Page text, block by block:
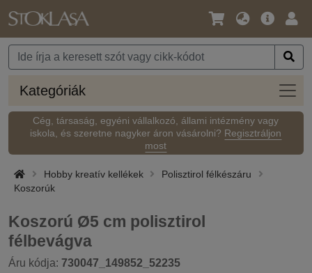
Nyelv
Pénznem
Fő
Kategóriák
Cég, társaság, egyéni vállalkozó, állami intézmény vagy
iskola, és szeretne nagyker áron vásárolni? Regisztráljon
most
Hobby kreatív kellékek
Polisztirol félkészáru
Koszorúk
Koszorú Ø5 cm polisztirol
félbevágva
Áru kódja: 730047_149852_52235